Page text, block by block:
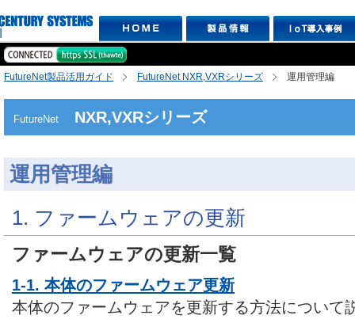
FutureNet製品活用ガイド FutureNet NXR,VXRシリーズ 運用管理編
FutureNet NXR,VXRシリーズ
運用管理編
1. ファームウェアの更新
ファームウェアの更新一覧
1-1. 本体のファームウェア更新
本体のファームウェアを更新する方法について